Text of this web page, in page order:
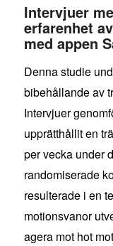
Intervjuer
erfarenhet
med appen
Denna studie
bibehållande av
Intervjuer
upprätthållit en
per vecka under
randomiserade
resulterade i en
motionsvanor
agera mot hot